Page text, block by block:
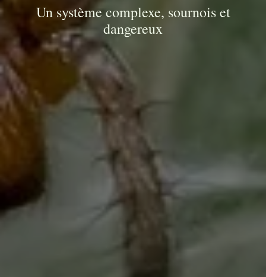
Un système complexe, sournois et
dangereux